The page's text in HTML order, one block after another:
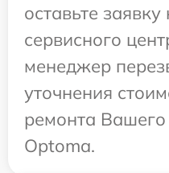
оставьте заявку
сервисного
менеджер
уточнения
ремонта Вашего
Optoma.